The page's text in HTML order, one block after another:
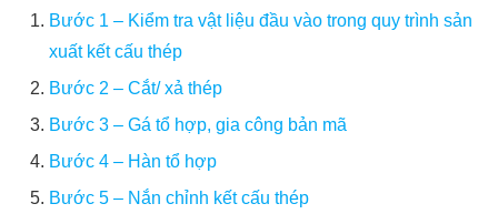
Bước 1 – Kiểm tra vật liệu đầu vào trong quy trình sản
xuất kết cấu thép
Bước 2 – Cắt/ xả thép
Bước 3 – Gá tổ hợp, gia công bản mã
Bước 4 – Hàn tổ hợp
Bước 5 – Nắn chỉnh kết cấu thép